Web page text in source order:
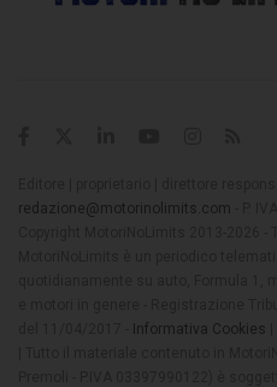
redazione@motorinolimits.com
Informativa Cookies